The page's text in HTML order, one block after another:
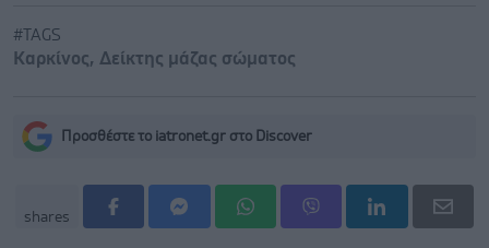
#TAGS
Καρκίνος, Δείκτης μάζας σώματος
Προσθέστε το iatronet.gr στο Discover
shares